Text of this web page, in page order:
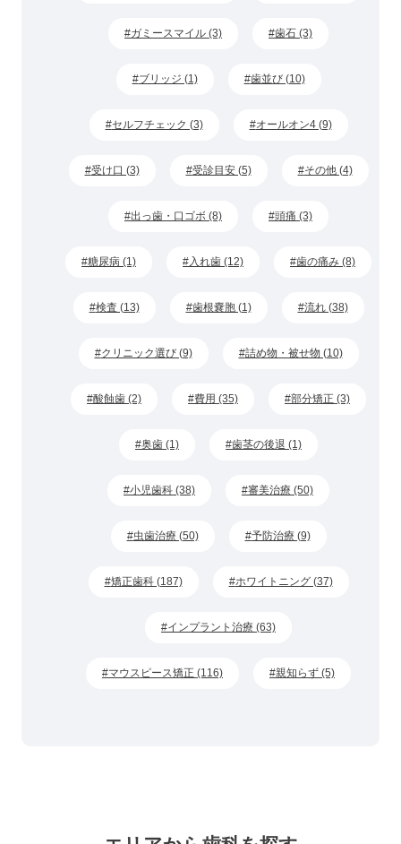
ガミースマイル (3) 歯石 (3)
ブリッジ (1) 歯並び (10)
セルフチェック (3) オールオン4 (9)
受け口 (3) 受診目安 (5) その他 (4)
出っ歯・口ゴボ (8) 頭痛 (3)
糖尿病 (1) 入れ歯 (12) 歯の痛み (8)
検査 (13) 歯根嚢胞 (1) 流れ (38)
クリニック選び (9) 詰め物・被せ物 (10)
酸蝕歯 (2) 費用 (35) 部分矯正 (3)
奥歯 (1) 歯茎の後退 (1)
小児歯科 (38) 審美治療 (50)
虫歯治療 (50) 予防治療 (9)
矯正歯科 (187) ホワイトニング (37)
インプラント治療 (63)
マウスピース矯正 (116) 親知らず (5)